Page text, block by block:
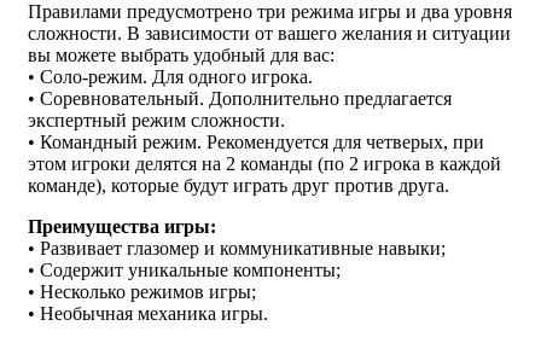
Правилами предусмотрено три режима игры и два уровня
сложности. В зависимости от вашего желания и ситуации
вы можете выбрать удобный для вас:
• Соло-режим. Для одного игрока.
• Соревновательный. Дополнительно предлагается
экспертный режим сложности.
• Командный режим. Рекомендуется для четверых, при
этом игроки делятся на 2 команды (по 2 игрока в каждой
команде), которые будут играть друг против друга.
Преимущества игры:
• Развивает глазомер и коммуникативные навыки;
• Содержит уникальные компоненты;
• Несколько режимов игры;
• Необычная механика игры.